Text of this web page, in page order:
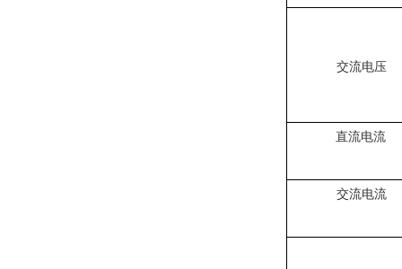
交流电压
直流电流
交流电流